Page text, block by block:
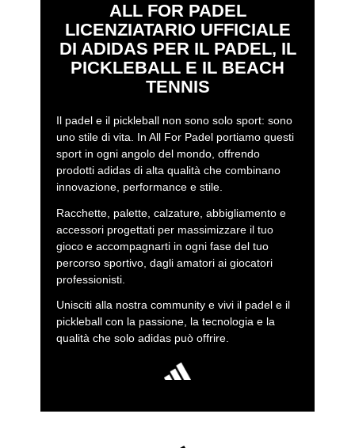
ALL FOR PADEL
LICENZIATARIO UFFICIALE
DI ADIDAS PER IL PADEL, IL
PICKLEBALL E IL BEACH
TENNIS
Il padel e il pickleball non sono solo sport: sono
uno stile di vita. In All For Padel portiamo questi
sport in ogni angolo del mondo, offrendo
prodotti adidas di alta qualità che combinano
innovazione, performance e stile.
Racchette, palette, calzature, abbigliamento e
accessori progettati per massimizzare il tuo
gioco e accompagnarti in ogni fase del tuo
percorso sportivo, dagli amatori ai giocatori
professionisti.
Unisciti alla nostra community e vivi il padel e il
pickleball con la passione, la tecnologia e la
qualità che solo adidas può offrire.